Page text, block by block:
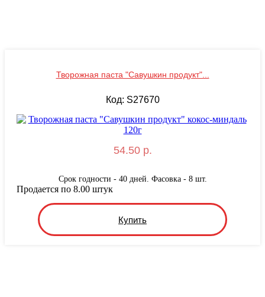
Творожная паста "Савушкин продукт"...
Код: S27670
54.50 р.
Срок годности - 40 дней. Фасовка - 8 шт.
Купить
Продается по 8.00 штук